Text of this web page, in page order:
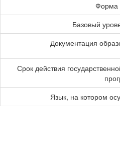
Форма
Базовый
Документация
Срок действия
Язык, на котором